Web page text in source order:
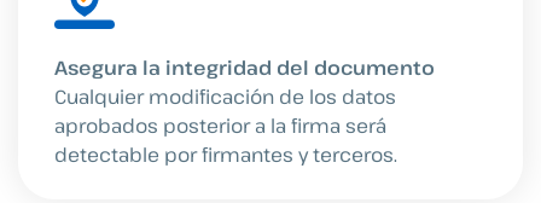
Asegura la integridad del documento
Cualquier modificación de los datos
aprobados posterior a la firma será
detectable por firmantes y terceros.